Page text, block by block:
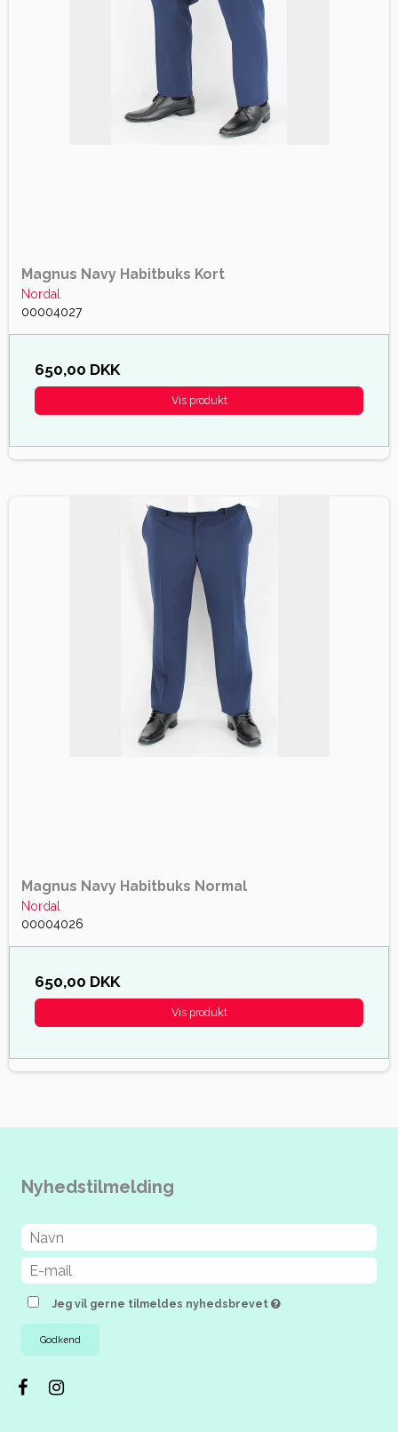
Magnus Navy Habitbuks Kort
Nordal
00004027
650,00 DKK
Vis produkt
Magnus Navy Habitbuks Normal
Nordal
00004026
650,00 DKK
Vis produkt
Nyhedstilmelding
Jeg vil gerne tilmeldes nyhedsbrevet
Godkend